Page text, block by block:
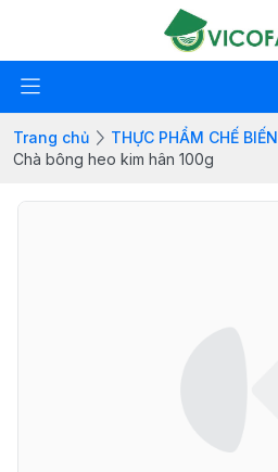
Trang chủ
THỰC PHẨM CHẾ BIẾN
Chà bông heo kim hân 100g